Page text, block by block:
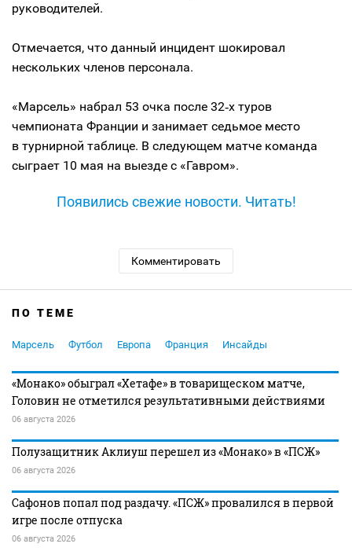
руководителей.
Отмечается, что данный инцидент шокировал
нескольких членов персонала.
«Марсель» набрал 53 очка после 32‑х туров
чемпионата Франции и занимает седьмое место
в турнирной таблице. В следующем матче команда
сыграет 10 мая на выезде с «Гавром».
Появились свежие новости. Читать!
Комментировать
ПО ТЕМЕ
Марсель Футбол Европа Франция Инсайды
«Монако» обыграл «Хетафе» в товарищеском матче,
Головин не отметился результативными действиями
06 августа 2026
Полузащитник Аклиуш перешел из «Монако» в «ПСЖ»
06 августа 2026
Сафонов попал под раздачу. «ПСЖ» провалился в первой
игре после отпуска
06 августа 2026